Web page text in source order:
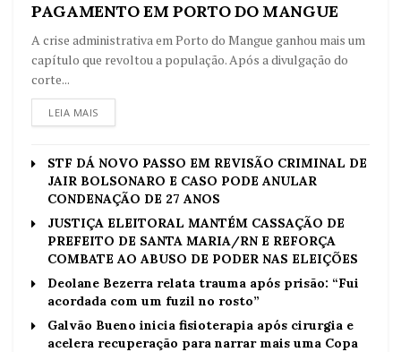
PAGAMENTO EM PORTO DO MANGUE
A crise administrativa em Porto do Mangue ganhou mais um
capítulo que revoltou a população. Após a divulgação do
corte...
LEIA MAIS
STF DÁ NOVO PASSO EM REVISÃO CRIMINAL DE
JAIR BOLSONARO E CASO PODE ANULAR
CONDENAÇÃO DE 27 ANOS
JUSTIÇA ELEITORAL MANTÉM CASSAÇÃO DE
PREFEITO DE SANTA MARIA/RN E REFORÇA
COMBATE AO ABUSO DE PODER NAS ELEIÇÕES
Deolane Bezerra relata trauma após prisão: “Fui
acordada com um fuzil no rosto”
Galvão Bueno inicia fisioterapia após cirurgia e
acelera recuperação para narrar mais uma Copa